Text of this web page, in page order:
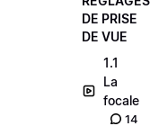
DE PRISE
DE VUE
1.1
La
focale
14